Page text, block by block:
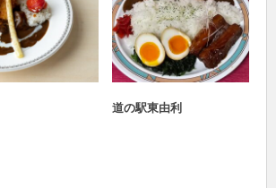
道の駅東由利